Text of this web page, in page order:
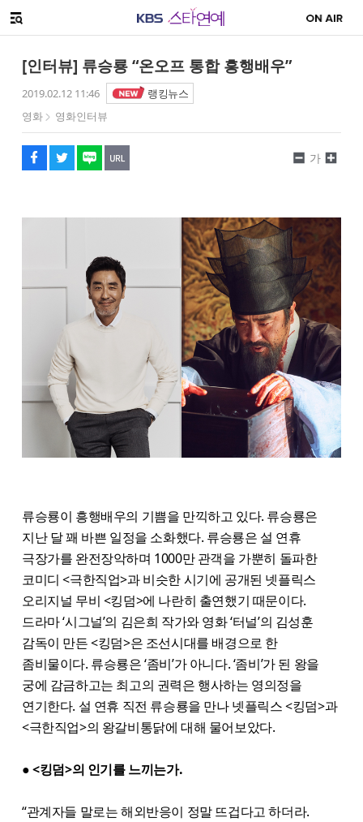
메뉴 열기
[인터뷰] 류승룡 “온오프 통합 흥행배우”
2019.02.12 11:46
랭킹뉴스
영화
영화인터뷰
페이스북
트위터
네이버
URL복사
글씨 작게보기
가
글씨 크게보기
류승룡이 흥행배우의 기쁨을 만끽하고 있다. 류승룡은
지난 달 꽤 바쁜 일정을 소화했다. 류승룡은 설 연휴
극장가를 완전장악하며 1000만 관객을 가뿐히 돌파한
코미디 <극한직업>과 비슷한 시기에 공개된 넷플릭스
오리지널 무비 <킹덤>에 나란히 출연했기 때문이다.
드라마 ‘시그널’의 김은희 작가와 영화 ‘터널’의 김성훈
감독이 만든 <킹덤>은 조선시대를 배경으로 한
좀비물이다. 류승룡은 ‘좀비’가 아니다. ‘좀비’가 된 왕을
궁에 감금하고는 최고의 권력은 행사하는 영의정을
연기한다. 설 연휴 직전 류승룡을 만나 넷플릭스 <킹덤>과
<극한직업>의 왕갈비통닭에 대해 물어보았다.
● <킹덤>의 인기를 느끼는가.
“관계자들 말로는 해외반응이 정말 뜨겁다고 하더라.
해시태그